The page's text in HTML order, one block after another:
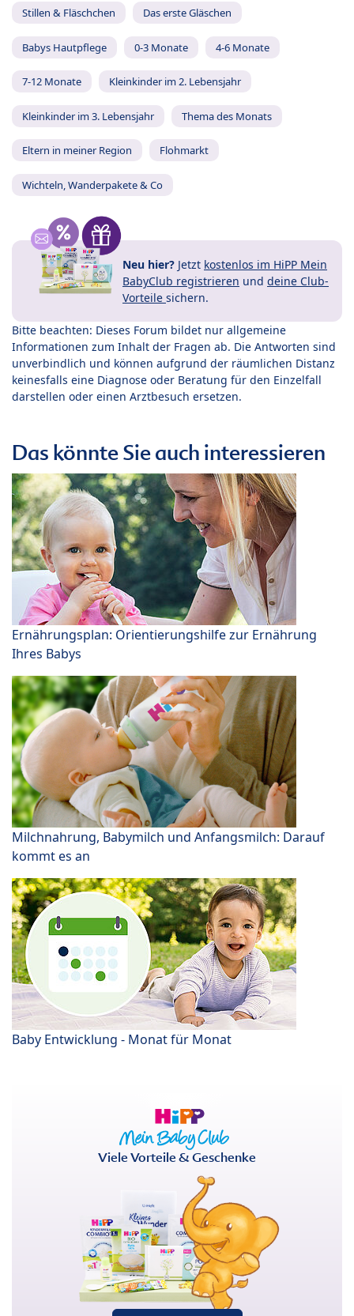
Stillen & Fläschchen Das erste Gläschen
Babys Hautpflege 0-3 Monate 4-6 Monate
7-12 Monate Kleinkinder im 2. Lebensjahr
Kleinkinder im 3. Lebensjahr Thema des Monats
Eltern in meiner Region Flohmarkt
Wichteln, Wanderpakete & Co
Neu hier? Jetzt kostenlos im HiPP Mein
BabyClub registrieren und deine Club-
Vorteile sichern.
Bitte beachten: Dieses Forum bildet nur allgemeine
Informationen zum Inhalt der Fragen ab. Die Antworten sind
unverbindlich und können aufgrund der räumlichen Distanz
keinesfalls eine Diagnose oder Beratung für den Einzelfall
darstellen oder einen Arztbesuch ersetzen.
Das könnte Sie auch interessieren
Ernährungsplan: Orientierungshilfe zur Ernährung
Ihres Babys
Milchnahrung, Babymilch und Anfangsmilch: Darauf
kommt es an
Baby Entwicklung - Monat für Monat
Viele Vorteile & Geschenke